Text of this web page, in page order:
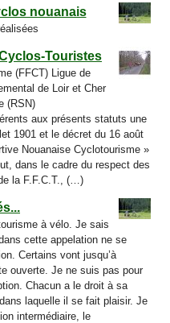
nouanais
Touristes
(FFCT) Ligue de
de Loir et Cher
(RSN)
aux présents statuts une
1901 et le décret du 16 août
Nouanaise Cyclotourisme »
dans le cadre du respect des
la F.F.C.T., (…)
à vélo. Je sais
cette appelation ne se
Certains vont jusqu’à
ouverte. Je ne suis pas pour
Chacun a le droit à sa
laquelle il se fait plaisir. Je
intermédiaire, le